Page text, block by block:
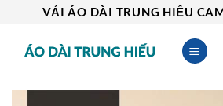
content
VẢI ÁO DÀI TRUNG HIẾU